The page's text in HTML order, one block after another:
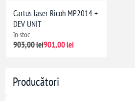
Producători
Cartus laser Ricoh MP2014 +
DEV UNIT
în stoc
903,00 lei901,00 lei